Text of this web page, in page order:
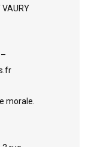
morale.